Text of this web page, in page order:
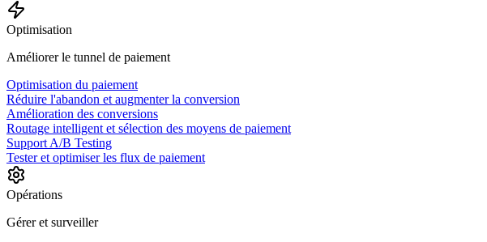
Optimisation
Améliorer le tunnel de paiement
Optimisation du paiement
Réduire l'abandon et augmenter la conversion
Amélioration des conversions
Routage intelligent et sélection des moyens de paiement
Support A/B Testing
Tester et optimiser les flux de paiement
Opérations
Gérer et surveiller